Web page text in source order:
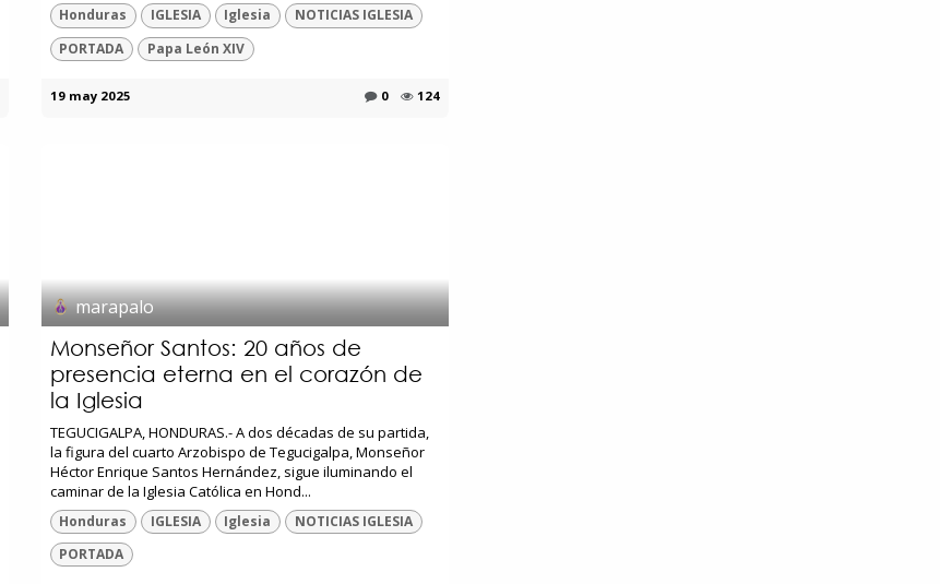
Honduras IGLESIA Iglesia
NOTICIAS IGLESIA
PORTADA
Papa León XIV
19 may 2025 0 124
marapalo
Monseñor Santos: 20 años de
presencia eterna en el corazón de
la Iglesia
TEGUCIGALPA, HONDURAS.- A dos décadas de su partida,
la figura del cuarto Arzobispo de Tegucigalpa, Monseñor
Héctor Enrique Santos Hernández, sigue iluminando el
caminar de la Iglesia Católica en Hond...
Honduras IGLESIA Iglesia
NOTICIAS IGLESIA
PORTADA